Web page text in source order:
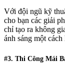
Với đội ngũ kỹ
cho bạn các giải
chỉ tạo ra không
ánh sáng một
#3. Thi Công Mái